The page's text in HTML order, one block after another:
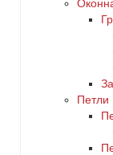
Петли